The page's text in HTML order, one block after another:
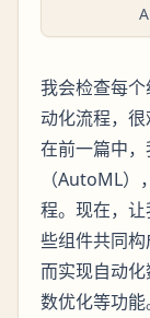
我会检查每
动化流程，很
在前一篇中
（AutoML
程。现在，
些组件共同
而实现自动
数优化等功能